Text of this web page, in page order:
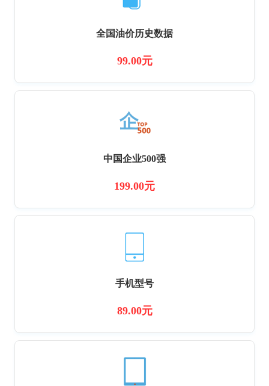
全国油价历史数据
99.00元
中国企业500强
199.00元
手机型号
89.00元